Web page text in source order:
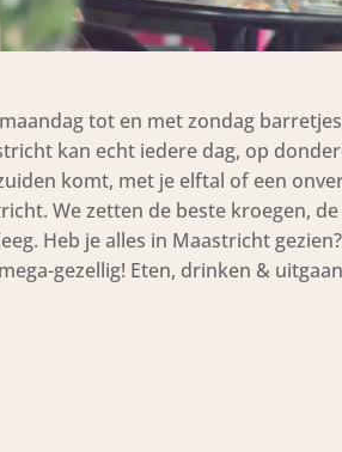
tot en met zondag
kan echt iedere dag, op
komt, met je elftal of een
We zetten de beste kroegen,
Heb je alles in Maastricht
gezellig! Eten, drinken &